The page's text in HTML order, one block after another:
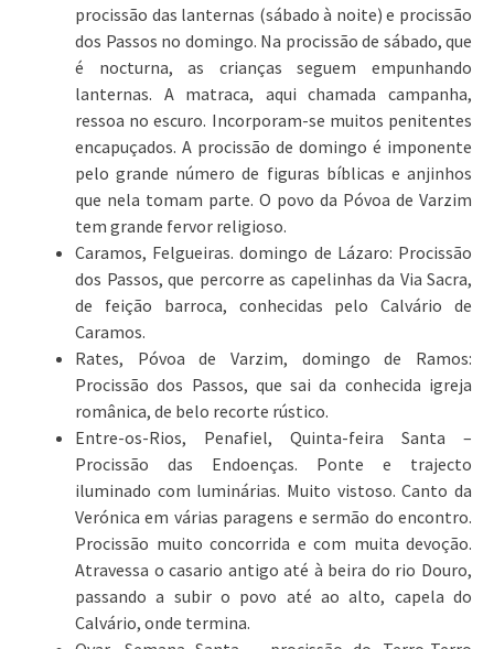
procissão das lanternas (sábado à noite) e procissão
dos Passos no domingo. Na procissão de sábado, que
é nocturna, as crianças seguem empunhando
lanternas. A matraca, aqui chamada campanha,
ressoa no escuro. Incorporam-se muitos penitentes
encapuçados. A procissão de domingo é imponente
pelo grande número de figuras bíblicas e anjinhos
que nela tomam parte. O povo da Póvoa de Varzim
tem grande fervor religioso.
Caramos, Felgueiras. domingo de Lázaro: Procissão
dos Passos, que percorre as capelinhas da Via Sacra,
de feição barroca, conhecidas pelo Calvário de
Caramos.
Rates, Póvoa de Varzim, domingo de Ramos:
Procissão dos Passos, que sai da conhecida igreja
românica, de belo recorte rústico.
Entre-os-Rios, Penafiel, Quinta-feira Santa –
Procissão das Endoenças. Ponte e trajecto
iluminado com luminárias. Muito vistoso. Canto da
Verónica em várias paragens e sermão do encontro.
Procissão muito concorrida e com muita devoção.
Atravessa o casario antigo até à beira do rio Douro,
passando a subir o povo até ao alto, capela do
Calvário, onde termina.